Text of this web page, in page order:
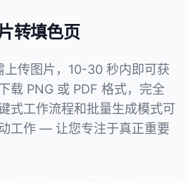
转填色页
传图片，10-30 秒内即可获
载 PNG 或 PDF 格式，完全
式工作流程和批量生成模式可
工作 — 让您专注于真正重要